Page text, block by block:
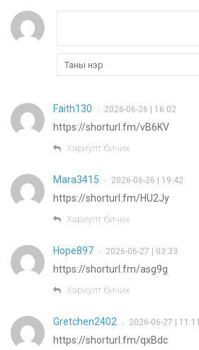
Faith130 • 2026-06-26 | 16:02
https://shorturl.fm/vB6KV
Хариулт бичих
Mara3415 • 2026-06-26 | 19:42
https://shorturl.fm/HU2Jy
Хариулт бичих
Hope897 • 2026-06-27 | 03:33
https://shorturl.fm/asg9g
Хариулт бичих
Gretchen2402 • 2026-06-27 | 11:11
https://shorturl.fm/qxBdc